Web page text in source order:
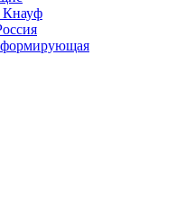
Кнауф